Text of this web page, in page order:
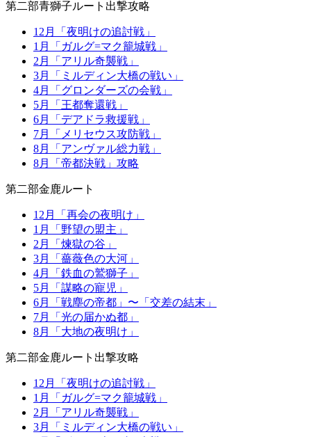
第二部青獅子ルート出撃攻略
12月「夜明けの追討戦」
1月「ガルグ=マク籠城戦」
2月「アリル奇襲戦」
3月「ミルディン大橋の戦い」
4月「グロンダーズの会戦」
5月「王都奪還戦」
6月「デアドラ救援戦」
7月「メリセウス攻防戦」
8月「アンヴァル総力戦」
8月「帝都決戦」攻略
第二部金鹿ルート
12月「再会の夜明け」
1月「野望の盟主」
2月「煉獄の谷」
3月「薔薇色の大河」
4月「鉄血の鷲獅子」
5月「謀略の寵児」
6月「戦塵の帝都」〜「交差の結末」
7月「光の届かぬ都」
8月「大地の夜明け」
第二部金鹿ルート出撃攻略
12月「夜明けの追討戦」
1月「ガルグ=マク籠城戦」
2月「アリル奇襲戦」
3月「ミルディン大橋の戦い」